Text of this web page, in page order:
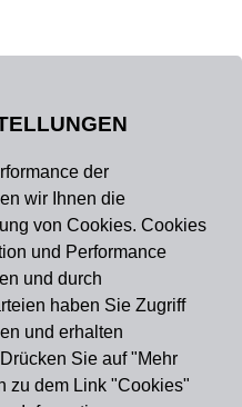
der
wir Ihnen die
von Cookies. Cookies
und Performance
und durch
haben Sie Zugriff
und erhalten
Sie auf "Mehr
zu dem Link "Cookies"
email.
correct.
Email